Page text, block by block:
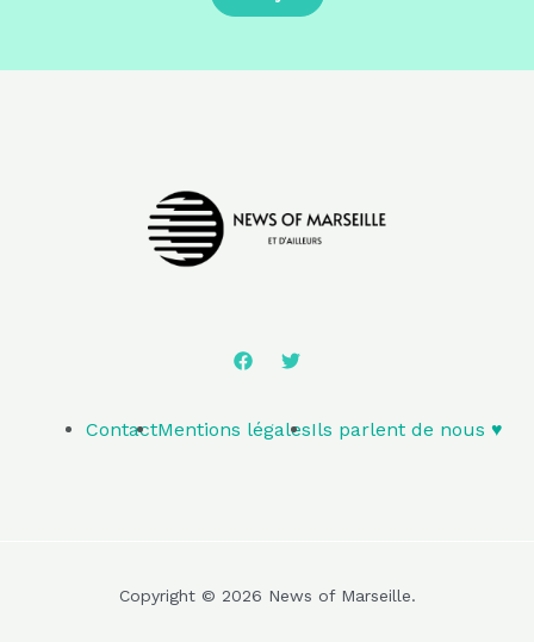
ContactMentions légalesIls parlent de nous ♥️
Copyright © 2026 News of Marseille.